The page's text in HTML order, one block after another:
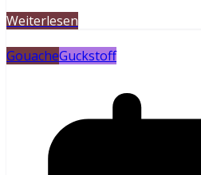
Weiterlesen
GouacheGuckstoff